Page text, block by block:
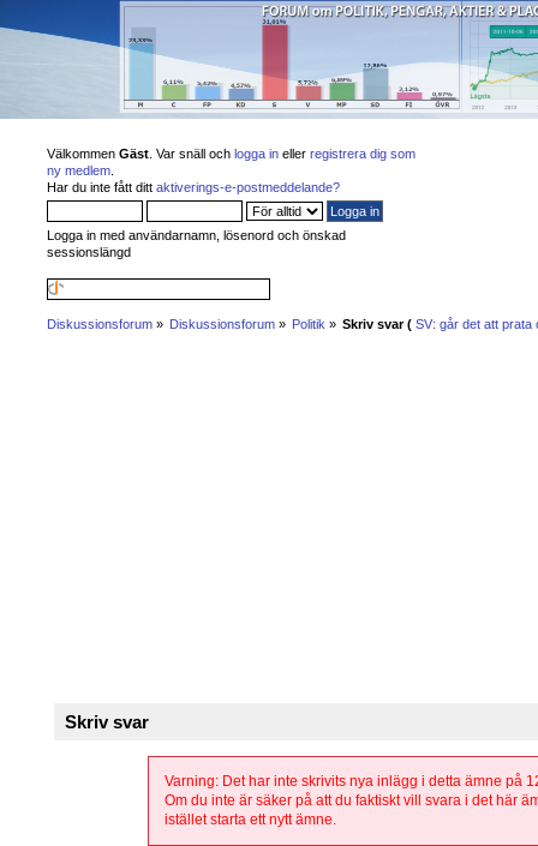
Välkommen Gäst. Var snäll och logga ineller registrera dig som
ny medlem.
Har du inte fått ditt aktiverings-e-postmeddelande?
Logga in med användarnamn, lösenord och önskad
sessionslängd
Diskussionsforum» Diskussionsforum» Politik » Skriv svar (SV: går det att prata
Skriv svar
Varning: Det har inte skrivits nya inlägg i detta ämne på
Om du inte är säker på att du faktiskt vill svara i det här
istället starta ett nytt ämne.